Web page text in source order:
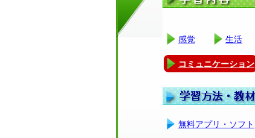
感覚
生活
コミュニケーション
無料アプリ・ソフト